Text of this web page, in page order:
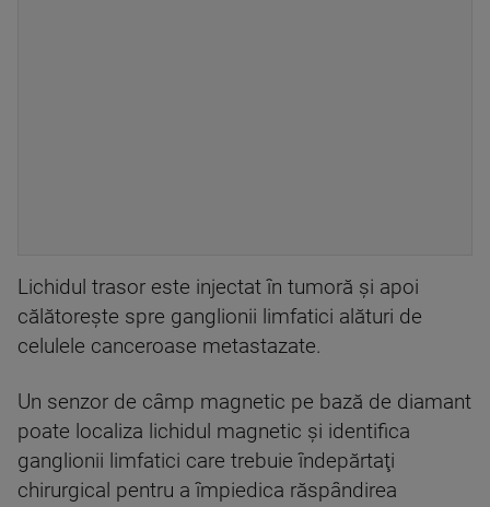
Lichidul trasor este injectat în tumoră şi apoi
călătoreşte spre ganglionii limfatici alături de
celulele canceroase metastazate.
Un senzor de câmp magnetic pe bază de diamant
poate localiza lichidul magnetic şi identifica
ganglionii limfatici care trebuie îndepărtaţi
chirurgical pentru a împiedica răspândirea